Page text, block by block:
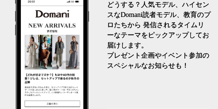
どうする？人気モデル、ハイセン
スなDomani読者モデル、教育のプ
ロたちから 発信されるタイムリ
ーなテーマをピックアップしてお
届けします。
プレゼント企画やイベント参加の
スペシャルなお知らせも！